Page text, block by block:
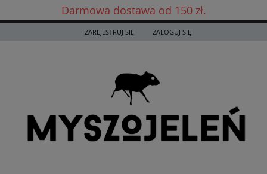
Darmowa dostawa od 150 zł.
Darmowa dostawa już od 150 zł! ✨
ZAREJESTRUJ SIĘ ZALOGUJ SIĘ